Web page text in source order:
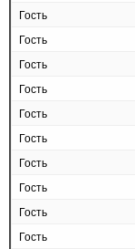
Гость
Гость
Гость
Гость
Гость
Гость
Гость
Гость
Гость
Гость